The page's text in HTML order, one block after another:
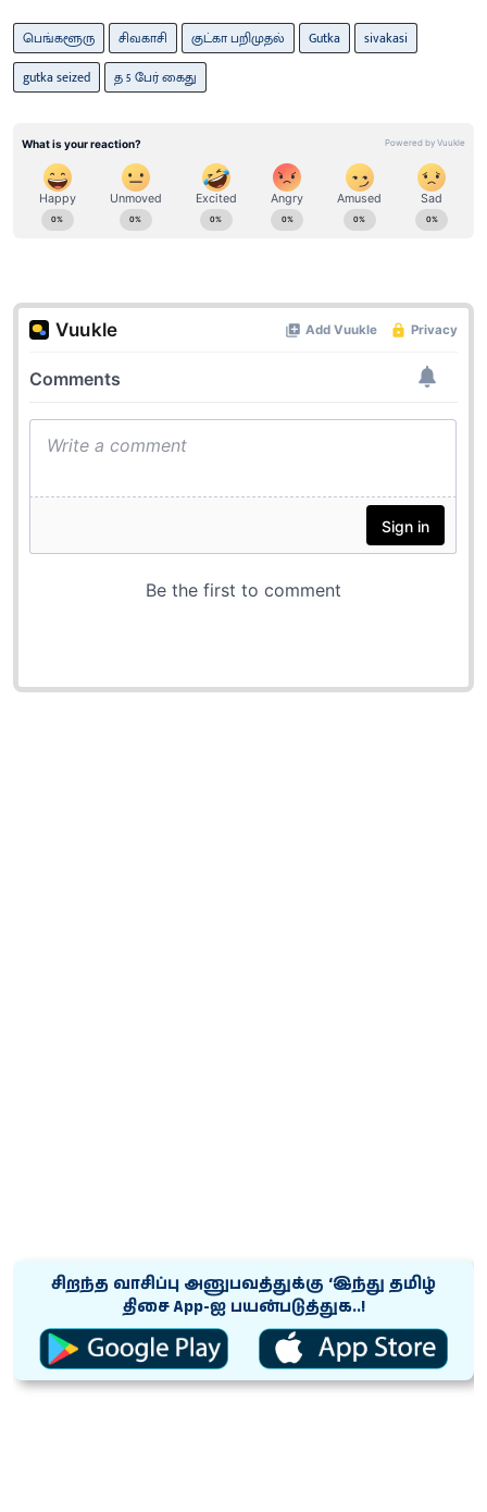
பெங்களூரு சிவகாசி குட்கா பறிமுதல் Gutka
sivakasi
gutka seized
த 5 பேர் கைது
சிறந்த வாசிப்பு அனுபவத்துக்கு ‘இந்து தமிழ்
திசை App-ஐ பயன்படுத்துக..!